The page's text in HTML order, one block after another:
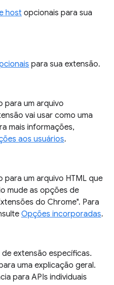
host opcionais para sua
para sua extensão.
para um arquivo
vai usar como uma
mais informações,
aos usuários.
para um arquivo HTML que
mude as opções de
do Chrome". Para
Opções incorporadas.
extensão específicas.
uma explicação geral.
para APIs individuais